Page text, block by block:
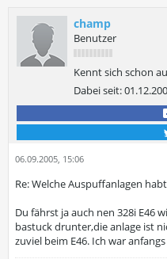
champ
Benutzer
Kennt sich schon
Dabei seit:
06.09.2005, 15:06
Re: Welche Auspuffanlagen
Du fährst ja auch nen 328i E46
bastuck drunter,die anlage ist
zuviel beim E46. Ich war